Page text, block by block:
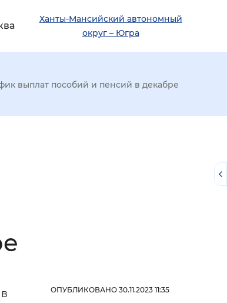
Ханты-Мансийский автономный
округ – Югра
выплат пособий и пенсий в декабре
ОПУБЛИКОВАНО 30.11.2023 11:35